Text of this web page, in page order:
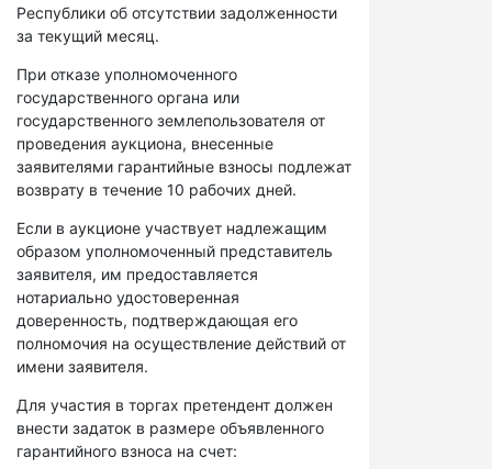
Республики об отсутствии задолженности
за текущий месяц.
При отказе уполномоченного
государственного органа или
государственного землепользователя от
проведения аукциона, внесенные
заявителями гарантийные взносы подлежат
возврату в течение 10 рабочих дней.
Если в аукционе участвует надлежащим
образом уполномоченный представитель
заявителя, им предоставляется
нотариально удостоверенная
доверенность, подтверждающая его
полномочия на осуществление действий от
имени заявителя.
Для участия в торгах претендент должен
внести задаток в размере объявленного
гарантийного взноса на счет: